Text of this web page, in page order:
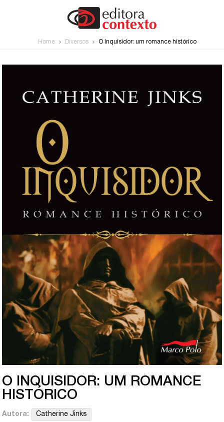
Home Diversos O Inquisidor: um romance histórico
O INQUISIDOR: UM ROMANCE
HISTÓRICO
Autora: Catherine Jinks